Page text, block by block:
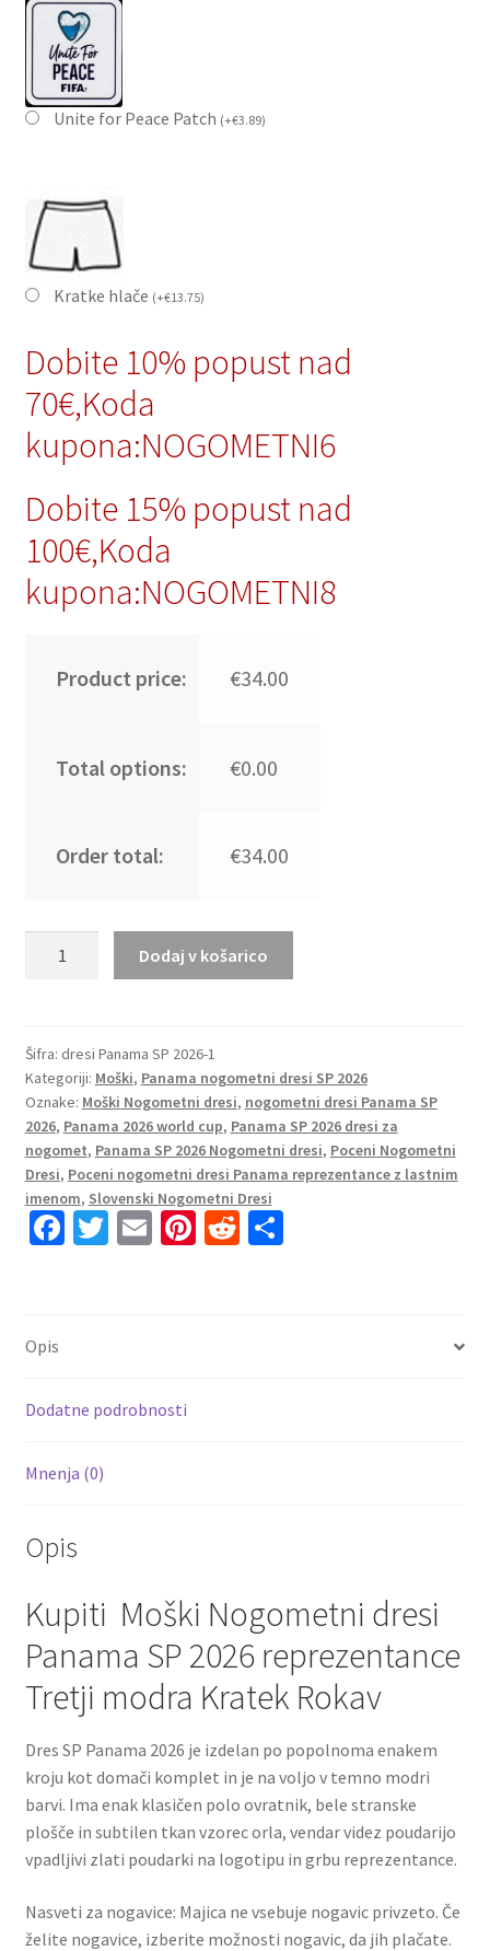
Unite for Peace Patch (+€3.89)
Kratke hlače (+€13.75)
Dobite 10% popust nad
70€,Koda
kupona:NOGOMETNI6
Dobite 15% popust nad
100€,Koda
kupona:NOGOMETNI8
Product price: €34.00
Total options: €0.00
Order total: €34.00
SP
2026
reprezentance
Tretji
modra
količina
Dodaj v košarico
Šifra: dresi Panama SP 2026-1
Kategoriji: Moški, Panama nogometni dresi SP 2026
Oznake: Moški Nogometni dresi, nogometni dresi Panama SP
2026, Panama 2026 world cup, Panama SP 2026 dresi za
nogomet, Panama SP 2026 Nogometni dresi, Poceni Nogometni
Dresi, Poceni nogometni dresi Panama reprezentance z lastnim
imenom, Slovenski Nogometni Dresi
Fa
k
T E Pi R S
Opis
Dodatne podrobnosti
Mnenja (0)
Opis
Kupiti Moški Nogometni dresi
Panama SP 2026 reprezentance
Tretji modra Kratek Rokav
Dres SP Panama 2026 je izdelan po popolnoma enakem
kroju kot domači komplet in je na voljo v temno modri
barvi. Ima enak klasičen polo ovratnik, bele stranske
plošče in subtilen tkan vzorec orla, vendar videz poudarijo
vpadljivi zlati poudarki na logotipu in grbu reprezentance.
Nasveti za nogavice: Majica ne vsebuje nogavic privzeto. Če
želite nogavice, izberite možnosti nogavic, da jih plačate.